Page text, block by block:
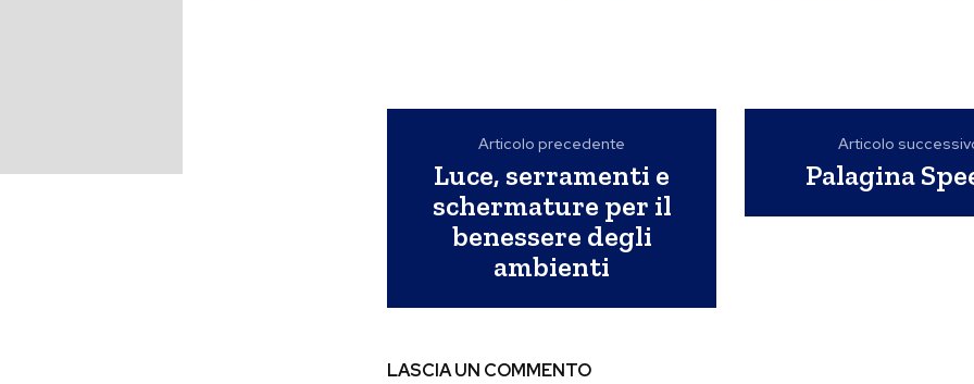
Articolo precedente
Luce, serramenti e
schermature per il
benessere degli
ambienti
Articolo
Palagina
LASCIA UN COMMENTO